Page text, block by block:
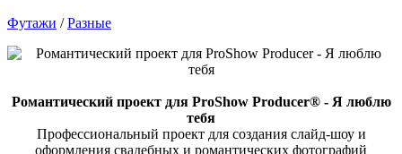
Футажи /Разные
Романтический проект для ProShow Producer® - Я люблю
тебя
Профессиональный проект для создания слайд-шоу и
оформления свадебных и романтических фотографий